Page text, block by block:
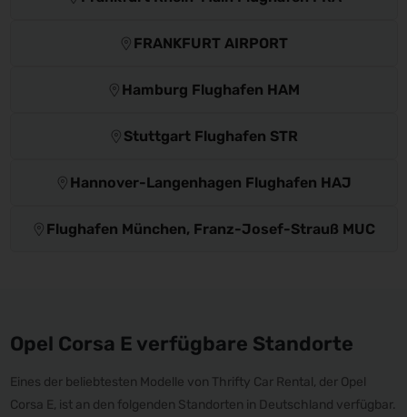
FRANKFURT AIRPORT
Hamburg Flughafen HAM
Stuttgart Flughafen STR
Hannover-Langenhagen Flughafen HAJ
Flughafen München, Franz-Josef-Strauß MUC
Opel Corsa E verfügbare Standorte
Eines der beliebtesten Modelle von Thrifty Car Rental, der Opel
Corsa E, ist an den folgenden Standorten in Deutschland verfügbar.